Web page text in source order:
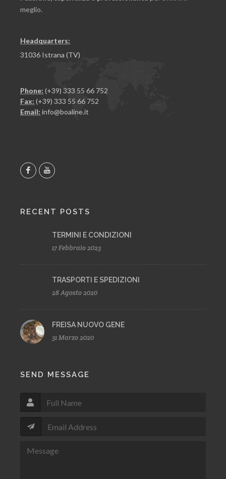
meglio.
Headquarters:
31036 Istrana (TV)
Phone: (+39) 333 55 66 752
Fax: (+39) 333 55 66 752
Email: info@boaline.it
RECENT POSTS
TERMINI E CONDIZIONI
17 Febbraio 2023
TRASPORTI E SPEDIZIONI
28 Agosto 2020
FREISA NUOVO GENE
31 Marzo 2020
SEND MESSAGE